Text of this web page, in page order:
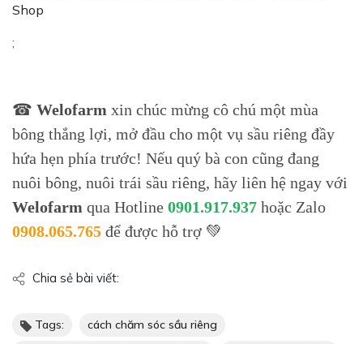
Shop
;
☎ Welofarm xin chúc mừng cô chú một mùa
bông thắng lợi, mở đầu cho một vụ sầu riêng đầy
hứa hẹn phía trước! Nếu quý bà con cũng đang
nuôi bông, nuôi trái sầu riêng, hãy liên hệ ngay với
Welofarm qua Hotline 0901.917.937 hoặc Zalo
0908.065.765 để được hỗ trợ 💚
Chia sẻ bài viết:
Tags:
cách chăm sóc sầu riêng